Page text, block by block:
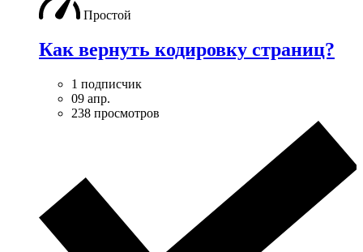
Простой
Как вернуть кодировку страниц?
1 подписчик
09 апр.
238 просмотров